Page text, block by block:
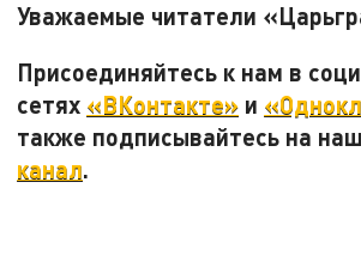
Уважаемые читатели
Присоединяйтесь к нам в
сетях «ВКонтакте» и
также подписывайтесь на наш
канал.